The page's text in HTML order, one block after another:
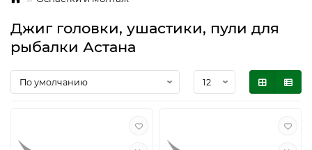
Джиг головки, ушастики, пули для
рыбалки Астана